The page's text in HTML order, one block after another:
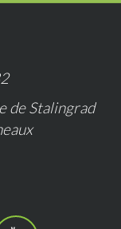
de Stalingrad